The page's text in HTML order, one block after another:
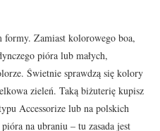
Zamiast kolorowego boa,
pióra lub małych,
Świetnie sprawdzą się kolory
zieleń. Taką biżuterię kupisz
Accessorize lub na polskich
na ubraniu – tu zasada jest